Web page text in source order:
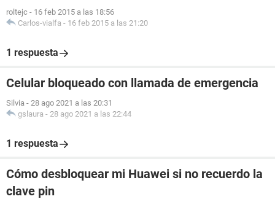
roltejc - 16 feb 2015 a las 18:56
Carlos-vialfa - 16 feb 2015 a las 21:20
1 respuesta
Celular bloqueado con llamada de emergencia
Silvia - 28 ago 2021 a las 20:31
gslaura - 28 ago 2021 a las 22:44
1 respuesta
Cómo desbloquear mi Huawei si no recuerdo la
clave pin